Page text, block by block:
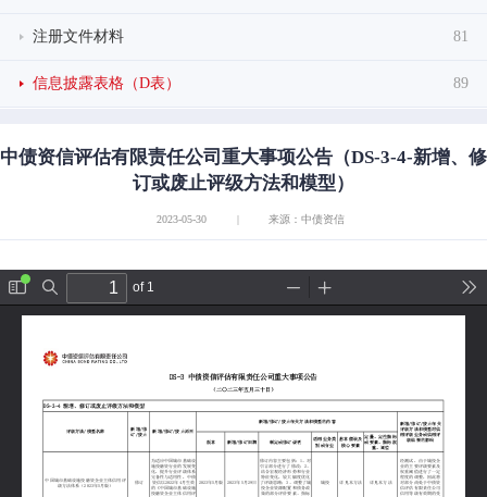
注册文件材料 81
信息披露表格（D表） 89
中债资信评估有限责任公司重大事项公告（DS-3-4-新增、修
订或废止评级方法和模型）
2023-05-30 | 来源：中债资信